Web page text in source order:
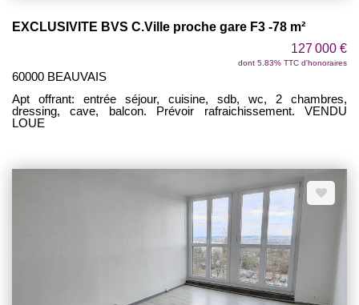
EXCLUSIVITE BVS C.Ville proche gare F3 -78 m²
127 000 €
dont 5.83% TTC d'honoraires
60000 BEAUVAIS
Apt offrant: entrée séjour, cuisine, sdb, wc, 2 chambres,
dressing, cave, balcon. Prévoir rafraichissement. VENDU
LOUE